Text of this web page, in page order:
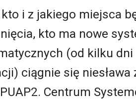
i z jakiego miejsca
kto ma nowe
(od kilku dni
ciągnie się niesława
Centrum